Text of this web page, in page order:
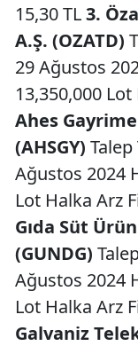
15,30 TL3.
A.Ş. (OZATD)
29 Ağustos
13,350,000 Lot
Ahes
(AHSGY)
Ağustos 2024
Lot Halka Arz
Gıda Süt
(GUNDG)
Ağustos 2024
Lot Halka Arz
Galvaniz